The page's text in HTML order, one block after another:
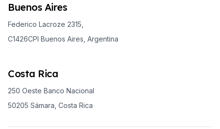
Buenos Aires
Federico Lacroze 2315,
C1426CPI Buenos Aires, Argentina
Costa Rica
250 Oeste Banco Nacional
50205 Sámara, Costa Rica